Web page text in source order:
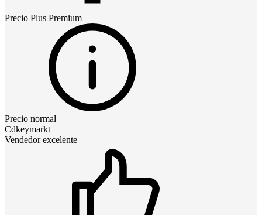
Precio Plus Premium
Precio normal
Cdkeymarkt
Vendedor excelente